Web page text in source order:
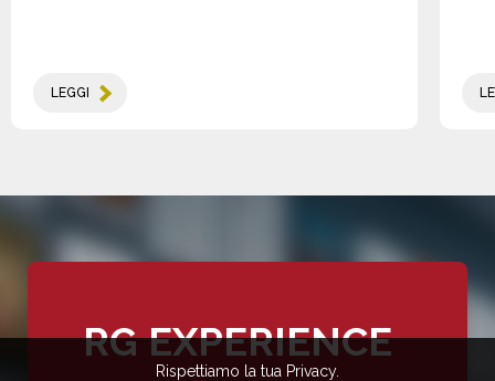
LEGGI
RG EXPERIENCE
Rispettiamo la tua Privacy.